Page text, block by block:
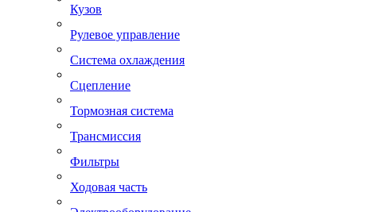
Кузов
Рулевое управление
Система охлаждения
Сцепление
Тормозная система
Трансмиссия
Фильтры
Ходовая часть